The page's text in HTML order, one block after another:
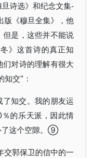
诗选》和纪念文集-
版《穆旦全集》，他
是，这些并不能说
》这首诗的真正知
对诗的理解有很大
知交"：
知交。我的朋友运
的乐天派，因此情
了这个空隙。⑨
交郭保卫的信中的一